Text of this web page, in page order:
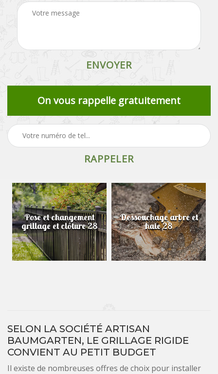
On vous rappelle gratuitement
Pose et changement
grillage et clôture 28
Dessouchage arbre et
haie 28
SELON LA SOCIÉTÉ ARTISAN
BAUMGARTEN, LE GRILLAGE RIGIDE
CONVIENT AU PETIT BUDGET
Il existe de nombreuses offres de choix pour installer